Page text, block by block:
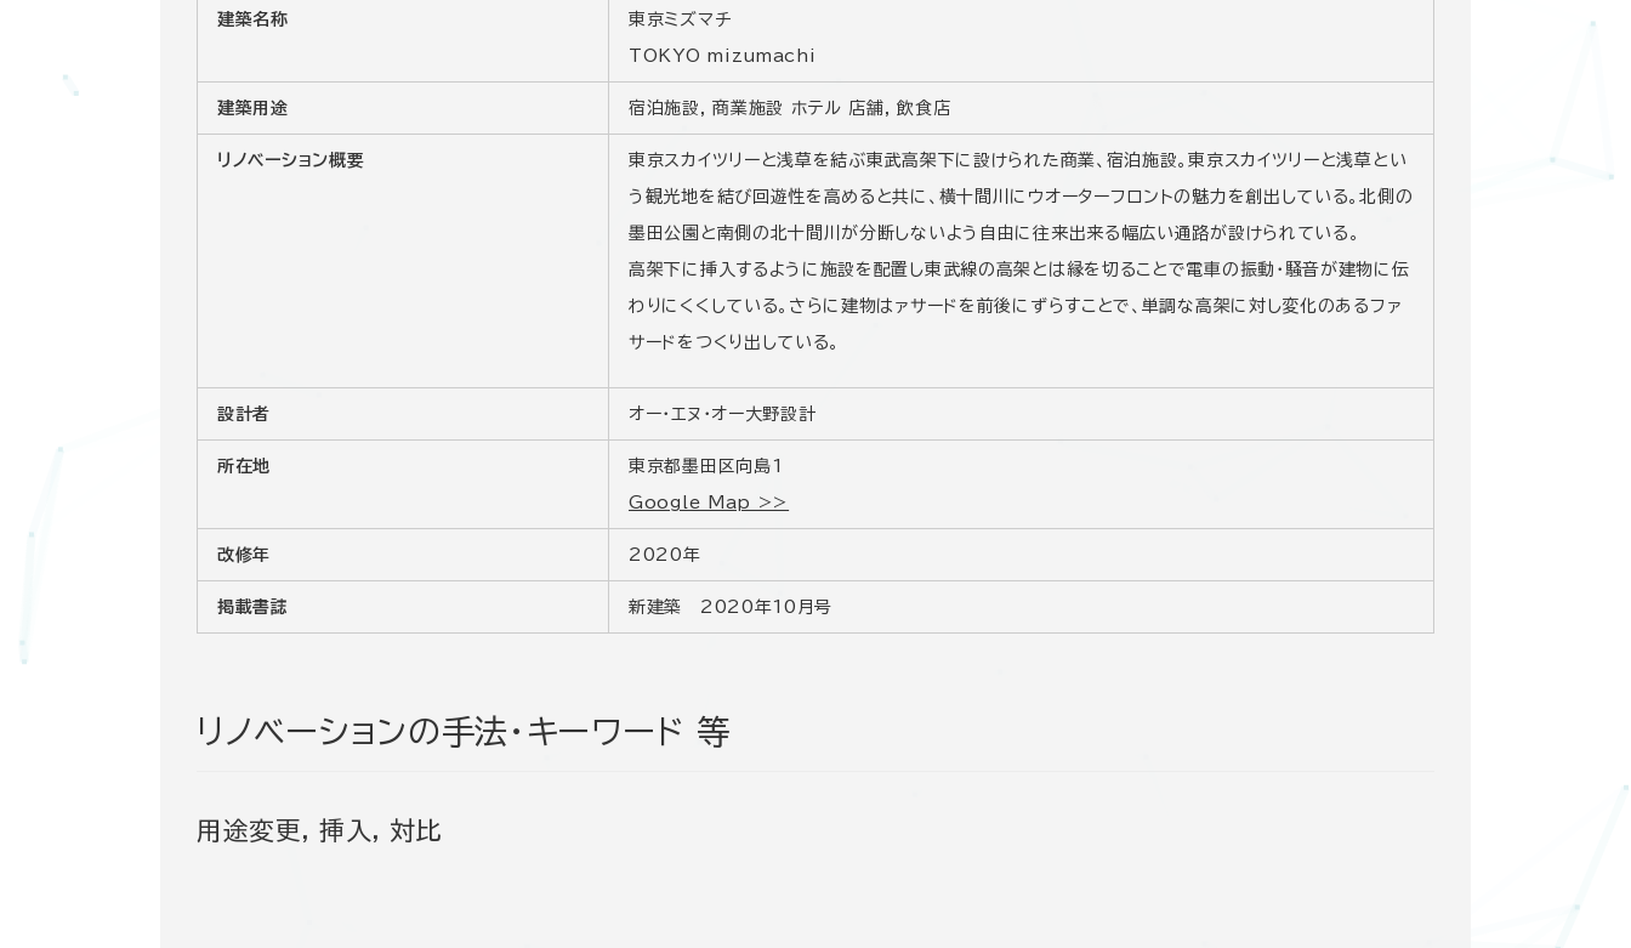
建築名称 東京ミズマチ
TOKYO mizumachi
建築用途 宿泊施設, 商業施設 ホテル 店舗, 飲食店
リノベーション概要 東京スカイツリーと浅草を結ぶ東武高架下に設けられた商業、宿泊施設。東京スカイツリーと浅草とい
う観光地を結び回遊性を高めると共に、横十間川にウオーターフロントの魅力を創出している。北側の
墨田公園と南側の北十間川が分断しないよう自由に往来出来る幅広い通路が設けられている。
高架下に挿入するように施設を配置し東武線の高架とは縁を切ることで電車の振動・騒音が建物に伝
わりにくくしている。さらに建物はァサードを前後にずらすことで、単調な高架に対し変化のあるファ
サードをつくり出している。
設計者 オー・エヌ・オー大野設計
所在地 東京都墨田区向島1
Google Map >>
改修年 2020年
掲載書誌 新建築 2020年10月号
リノベーションの手法・キーワード 等
用途変更, 挿入, 対比